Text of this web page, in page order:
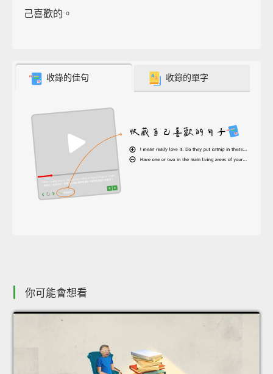
己喜歡的。
收錄的佳句 收錄的單字
你可能會想看